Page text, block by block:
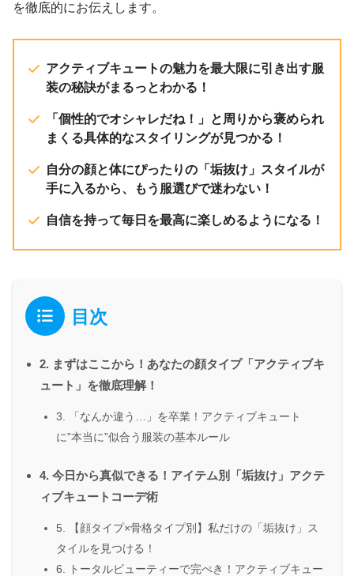
を徹底的にお伝えします。
アクティブキュートの魅力を最大限に引き出す服
装の秘訣がまるっとわかる！
「個性的でオシャレだね！」と周りから褒められ
まくる具体的なスタイリングが見つかる！
自分の顔と体にぴったりの「垢抜け」スタイルが
手に入るから、もう服選びで迷わない！
自信を持って毎日を最高に楽しめるようになる！
目次
2. まずはここから！あなたの顔タイプ「アクティブキ
ュート」を徹底理解！
3. 「なんか違う…」を卒業！アクティブキュート
に”本当に”似合う服装の基本ルール
4. 今日から真似できる！アイテム別「垢抜け」アクテ
ィブキュートコーデ術
5. 【顔タイプ×骨格タイプ別】私だけの「垢抜け」ス
タイルを見つける！
6. トータルビューティーで完ぺき！アクティブキュー